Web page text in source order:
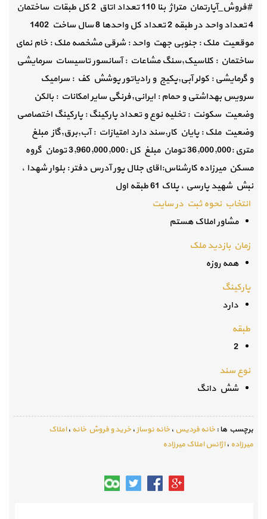
#فروش_آپارتمان متراژ بنا 110 تعداد اتاق 2 کل طبقات ساختمان
4 تعداد واحد در طبقه 2 تعداد کل واحدها 8 سال ساخت 1402
موقعیت ملک : جنوبی جهت واحد : شرقی مشخصه ملک : خام نمای
ساختمان : کلاسیک,سنگ مشاعات : آسانسور تاسیسات سرمایشی
و گرمایشی : کولر آبی,پکیج و رادیاتور پوشش کف : سرامیک
سرویس بهداشتی و حمام : ایرانی,فرنگی سایر امکانات : بالکن
وضعیت سکونت : تخلیه نوع و تعداد پارکینگ : پارکینگ اختصاصی
وضعیت ملک : پایان کار,سند دارد امتیازات : آب,برق,گاز مبلغ
متری :36,000,000 تومان مبلغ کل :3,960,000,000 تومان گروه
مسکن میرزاده کارشناس:اقای جلال پور آدرس دفتر : بلوار شهدا ،
نبش شهید پارسی ، پلاک 61 طبقه اول
انتخاب نحوه ثبت در سایت
مشاور املاک هستم
زمان بازدید ملک
همه روزه
پارکینگ
دارد
طبقه
2
نوع سند
شش دانگ
برچسب ها :خانه فردیس ،خانه نوساز،خرید و فروش خانه ،املاک
میرزاده ،اژانس املاک میرزاده